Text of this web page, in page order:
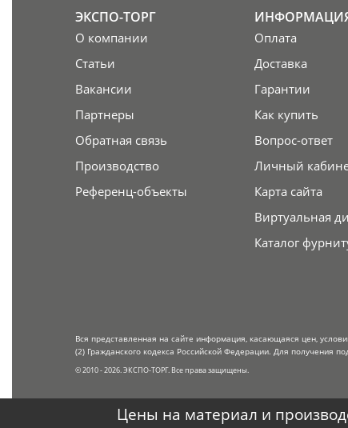
ЭКСПО-ТОРГ
О компании
Статьи
Вакансии
Партнеры
Обратная связь
Производство
Референц-объекты
Оплата
Доставка
Гарантии
Как купить
Вопрос-ответ
Личный
Карта сайта
Виртуальная
Каталог
Вся представленная на сайте информация, касающаяся цен,
(2) Гражданского кодекса Российской Федерации. Для получения
© 2010 - 2026. ЭКСПО-ТОРГ. Все права защищены.
Цены на материал и